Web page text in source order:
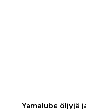
Yamalube öljyjä